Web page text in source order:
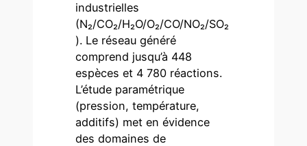
industrielles
(N₂/CO₂/H₂O/O₂/CO/NO₂/SO₂
). Le réseau généré
comprend jusqu’à 448
espèces et 4 780 réactions.
L’étude paramétrique
(pression, température,
additifs) met en évidence
des domaines de